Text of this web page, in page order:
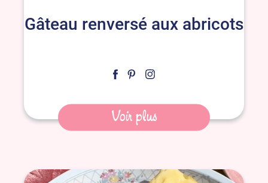
Gâteau renversé aux abricots
Voir plus